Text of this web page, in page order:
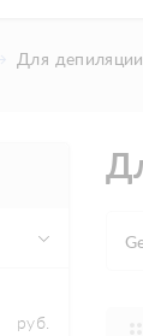
Для депиляции
руб.